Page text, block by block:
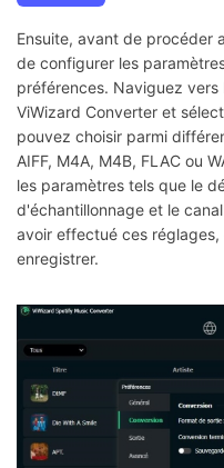
Ensuite, avant de procéder
de configurer les
préférences. Naviguez
ViWizard Converter et
pouvez choisir parmi
AIFF, M4A, M4B, FLAC ou
les paramètres tels que le
d'échantillonnage et le
avoir effectué ces
enregistrer.